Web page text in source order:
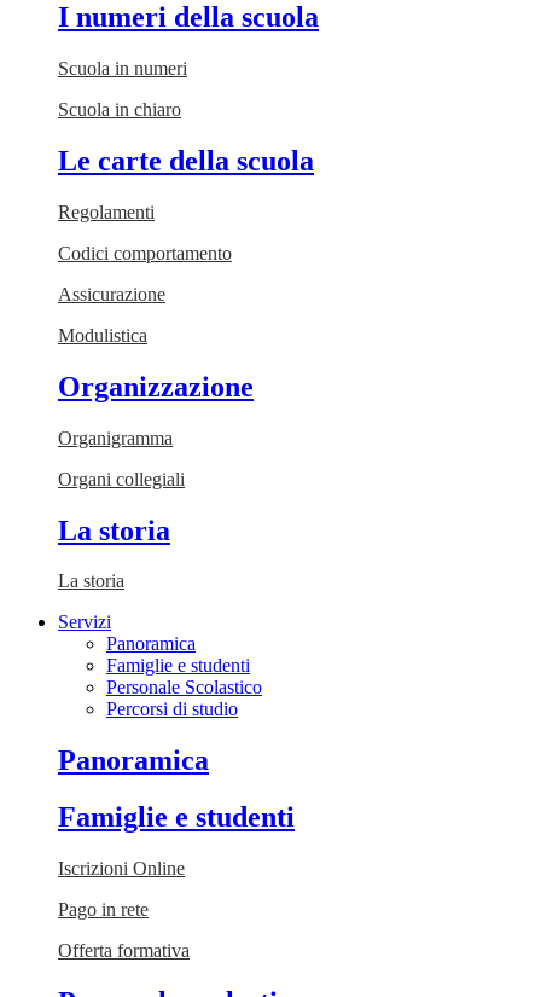
I numeri della scuola
Scuola in numeri
Scuola in chiaro
Le carte della scuola
Regolamenti
Codici comportamento
Assicurazione
Modulistica
Organizzazione
Organigramma
Organi collegiali
La storia
La storia
Servizi
Panoramica
Famiglie e studenti
Personale Scolastico
Percorsi di studio
Panoramica
Famiglie e studenti
Iscrizioni Online
Pago in rete
Offerta formativa